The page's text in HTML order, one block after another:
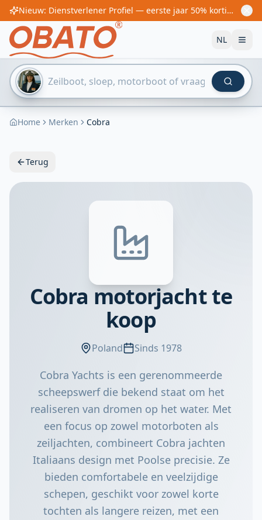
Nieuw: Dienstverlener Profiel — eerste jaar 50% korting! Vanaf €60/jaar
NL
Home Merken Cobra
Terug
Cobra motorjacht te
koop
Poland Sinds 1978
Cobra Yachts is een gerenommeerde
scheepswerf die bekend staat om het
realiseren van dromen op het water. Met
een focus op zowel motorboten als
zeiljachten, combineert Cobra jachten
Italiaans design met Poolse precisie. Ze
bieden comfortabele en veelzijdige
schepen, geschikt voor zowel korte
tochten als langere reizen, met een